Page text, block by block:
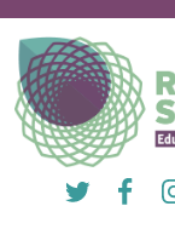
Twitter